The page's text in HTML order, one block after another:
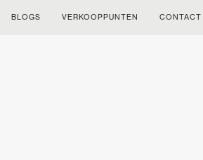
BLOGS VERKOOPPUNTEN CONTACT